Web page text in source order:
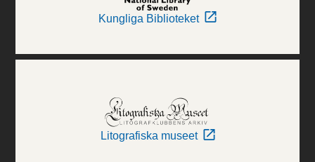
Kungliga Biblioteket
Litografiska museet